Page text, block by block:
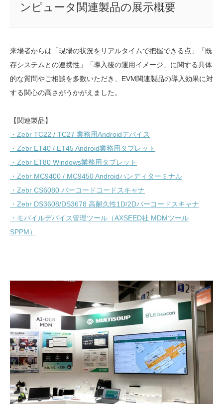
ンピュータ関連製品の展示概要
来場者からは「現場の状況をリアルタイムで把握できる点」「既
存システムとの連携性」「導入後の運用イメージ」に関する具体
的な質問やご相談を多数いただき、EVM関連製品の導入効果に対
する関心の高さがうかがえました。
【関連製品】
・Zebr TC22 / TC27 業務用Androidデバイス
・Zebr ET40 / ET45 Android業務用タブレット
・Zebr ET80 Windows業務用タブレット
・Zebr MC9400 / MC9450 Androidハンディターミナル
・Zebr CS6080 バーコードコードスキャナ
・Zebr DS3608/DS3678 高耐久性1D/2Dバーコードスキャナ
・モバイルデバイス管理ツール（AXSEED社 MDMツール
SPPM）